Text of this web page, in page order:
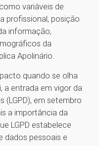
variáveis de
profissional, posição
informação,
da
Apolinário.
quando se olha
a entrada em vigor da
(LGPD), em setembro
a importância da
LGPD estabelece
dados pessoais e